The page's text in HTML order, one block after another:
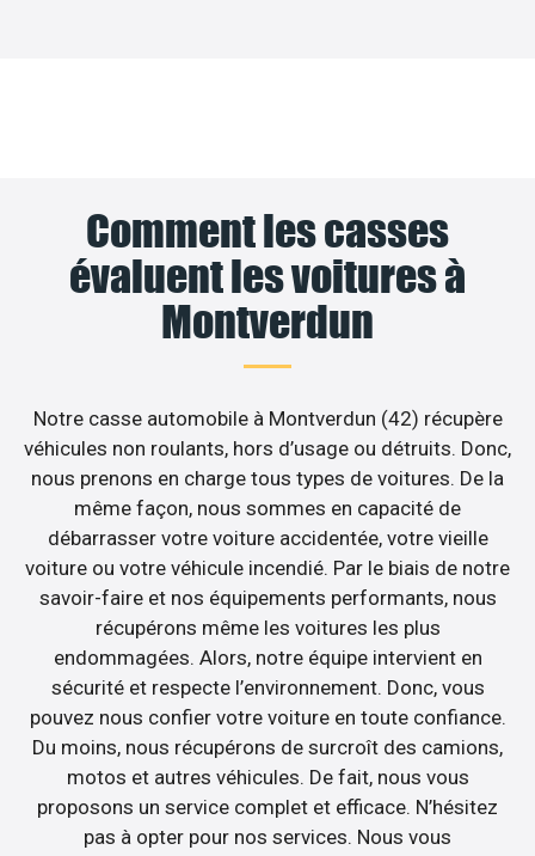
Comment les casses
évaluent les voitures à
Montverdun
Notre casse automobile à Montverdun (42) récupère
véhicules non roulants, hors d’usage ou détruits. Donc,
nous prenons en charge tous types de voitures. De la
même façon, nous sommes en capacité de
débarrasser votre voiture accidentée, votre vieille
voiture ou votre véhicule incendié. Par le biais de notre
savoir-faire et nos équipements performants, nous
récupérons même les voitures les plus
endommagées. Alors, notre équipe intervient en
sécurité et respecte l’environnement. Donc, vous
pouvez nous confier votre voiture en toute confiance.
Du moins, nous récupérons de surcroît des camions,
motos et autres véhicules. De fait, nous vous
proposons un service complet et efficace. N’hésitez
pas à opter pour nos services. Nous vous